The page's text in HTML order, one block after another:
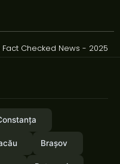
Checked News - 2025
Brașov